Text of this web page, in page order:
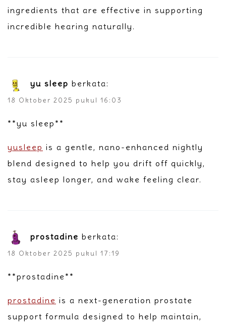
ingredients that are effective in supporting
incredible hearing naturally.
yu sleep berkata:
18 Oktober 2025 pukul 16:03
**yu sleep**
yusleep is a gentle, nano-enhanced nightly
blend designed to help you drift off quickly,
stay asleep longer, and wake feeling clear.
prostadine berkata:
18 Oktober 2025 pukul 17:19
** prostadine**
prostadine is a next-generation prostate
support formula designed to help maintain,